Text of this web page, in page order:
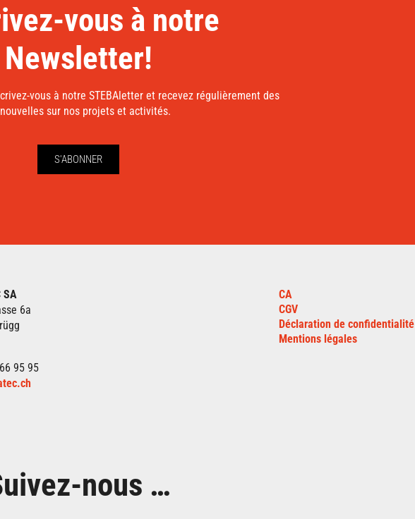
vous à notre
Newsletter!
vous à notre STEBAletter et recevez régulièrement des
nouvelles sur nos projets et activités.
S'ABONNER
SA
6a
95 95
CA
CGV
Déclaration de confidentialité
Mentions légales
nous …